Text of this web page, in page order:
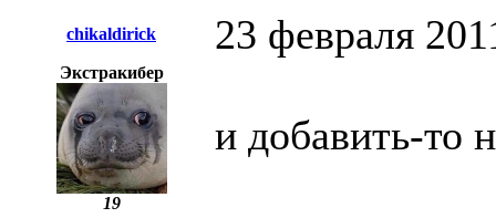
chikaldirick 23 февраля
Экстракибер
19
и добавить-то